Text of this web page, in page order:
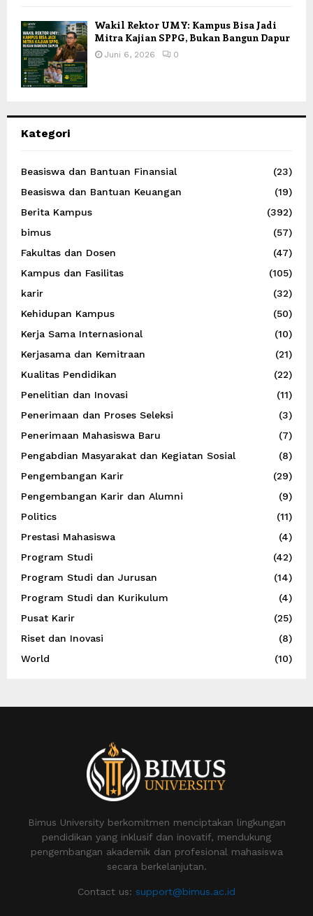
Wakil Rektor UMY: Kampus Bisa Jadi
Mitra Kajian SPPG, Bukan Bangun Dapur
Juni 6, 2026 0
Kategori
Beasiswa dan Bantuan Finansial
(23)
Beasiswa dan Bantuan Keuangan
(19)
Berita Kampus
(392)
bimus
(57)
Fakultas dan Dosen
(47)
Kampus dan Fasilitas
(105)
karir
(32)
Kehidupan Kampus
(50)
Kerja Sama Internasional
(10)
Kerjasama dan Kemitraan
(21)
Kualitas Pendidikan
(22)
Penelitian dan Inovasi
(11)
Penerimaan dan Proses Seleksi
(3)
Penerimaan Mahasiswa Baru
(7)
Pengabdian Masyarakat dan Kegiatan Sosial
(8)
Pengembangan Karir
(29)
Pengembangan Karir dan Alumni
(9)
Politics
(11)
Prestasi Mahasiswa
(4)
Program Studi
(42)
Program Studi dan Jurusan
(14)
Program Studi dan Kurikulum
(4)
Pusat Karir
(25)
Riset dan Inovasi
(8)
World
(10)
Bimus University berkomitmen menciptakan lingkungan
pendidikan yang inklusif dan inovatif, mendukung
pengembangan akademik dan profesional mahasiswa
secara berkelanjutan.
Contact us: support@bimus.ac.id